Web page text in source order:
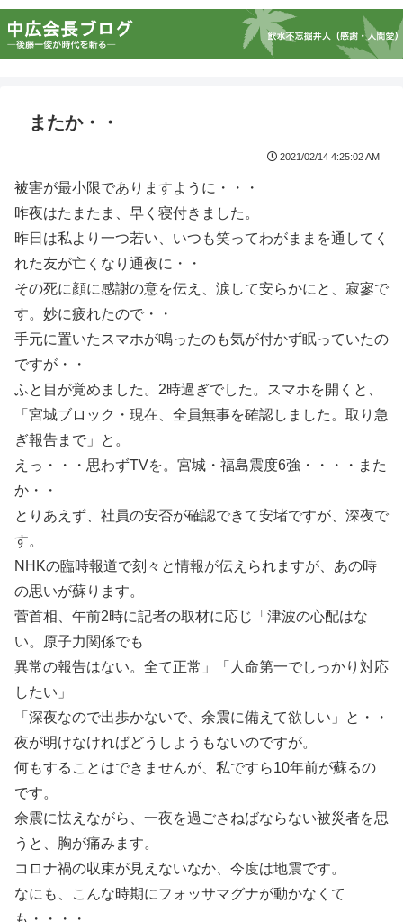
またか・・
2021/02/14 4:25:02 AM
被害が最小限でありますように・・・
昨夜はたまたま、早く寝付きました。
昨日は私より一つ若い、いつも笑ってわがままを通してく
れた友が亡くなり通夜に・・
その死に顔に感謝の意を伝え、涙して安らかにと、寂寥で
す。妙に疲れたので・・
手元に置いたスマホが鳴ったのも気が付かず眠っていたの
ですが・・
ふと目が覚めました。2時過ぎでした。スマホを開くと、
「宮城ブロック・現在、全員無事を確認しました。取り急
ぎ報告まで」と。
えっ・・・思わずTVを。宮城・福島震度6強・・・・また
か・・
とりあえず、社員の安否が確認できて安堵ですが、深夜で
す。
NHKの臨時報道で刻々と情報が伝えられますが、あの時
の思いが蘇ります。
菅首相、午前2時に記者の取材に応じ「津波の心配はな
い。原子力関係でも
異常の報告はない。全て正常」「人命第一でしっかり対応
したい」
「深夜なので出歩かないで、余震に備えて欲しい」と・・
夜が明けなければどうしようもないのですが。
何もすることはできませんが、私ですら10年前が蘇るの
です。
余震に怯えながら、一夜を過ごさねばならない被災者を思
うと、胸が痛みます。
コロナ禍の収束が見えないなか、今度は地震です。
なにも、こんな時期にフォッサマグナが動かなくて
も・・・・